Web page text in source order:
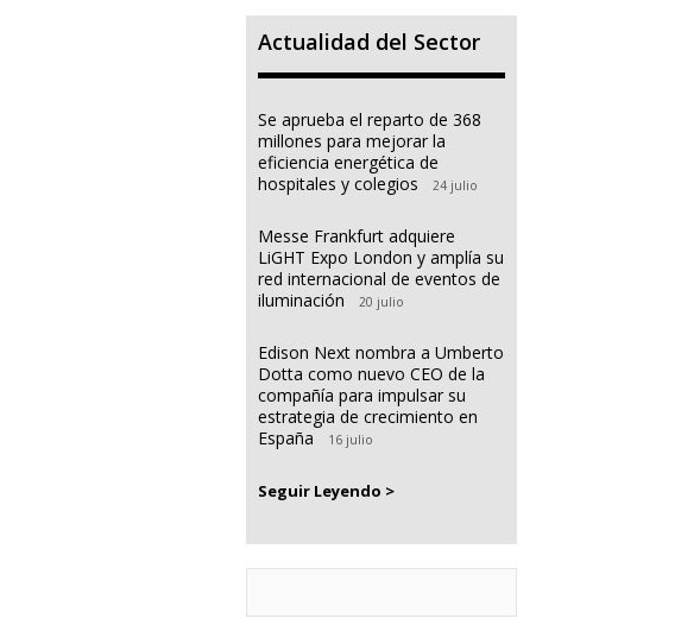
Actualidad del Sector
Se aprueba el reparto de 368
millones para mejorar la
eficiencia energética de
hospitales y colegios
24 julio
Messe Frankfurt adquiere
LiGHT Expo London y amplía su
red internacional de eventos de
iluminación
20 julio
Edison Next nombra a Umberto
Dotta como nuevo CEO de la
compañía para impulsar su
estrategia de crecimiento en
España
16 julio
Seguir Leyendo >